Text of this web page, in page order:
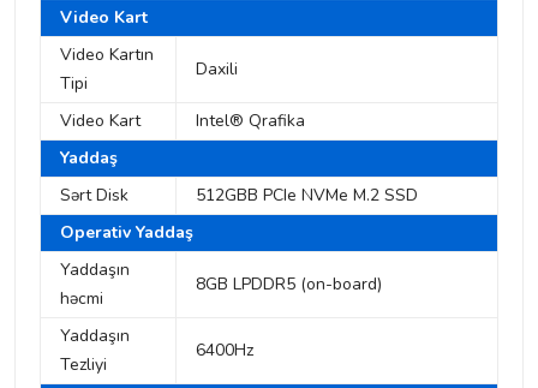
Video Kart
Video Kartın
Tipi
Daxili
Video Kart
Intel® Qrafika
Yaddaş
Sərt Disk
512GBB PCIe NVMe M.2 SSD
Operativ Yaddaş
Yaddaşın
həcmi
8GB LPDDR5 (on-board)
Yaddaşın
Tezliyi
6400Hz